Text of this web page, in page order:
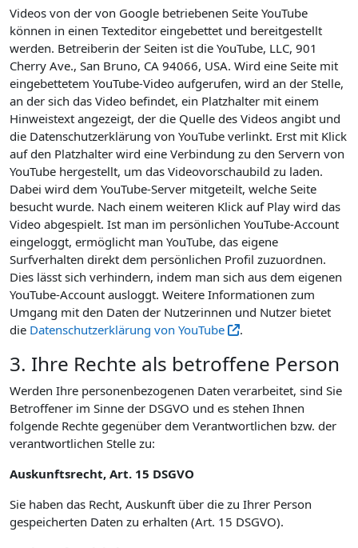
Videos von der von Google betriebenen Seite YouTube
können in einen Texteditor eingebettet und bereitgestellt
werden. Betreiberin der Seiten ist die YouTube, LLC, 901
Cherry Ave., San Bruno, CA 94066, USA. Wird eine Seite mit
eingebettetem YouTube-Video aufgerufen, wird an der Stelle,
an der sich das Video befindet, ein Platzhalter mit einem
Hinweistext angezeigt, der die Quelle des Videos angibt und
die Datenschutzerklärung von YouTube verlinkt. Erst mit Klick
auf den Platzhalter wird eine Verbindung zu den Servern von
YouTube hergestellt, um das Videovorschaubild zu laden.
Dabei wird dem YouTube-Server mitgeteilt, welche Seite
besucht wurde. Nach einem weiteren Klick auf Play wird das
Video abgespielt. Ist man im persönlichen YouTube-Account
eingeloggt, ermöglicht man YouTube, das eigene
Surfverhalten direkt dem persönlichen Profil zuzuordnen.
Dies lässt sich verhindern, indem man sich aus dem eigenen
YouTube-Account ausloggt. Weitere Informationen zum
Umgang mit den Daten der Nutzerinnen und Nutzer bietet
die Datenschutzerklärung von YouTube .
3. Ihre Rechte als betroffene Person
Werden Ihre personenbezogenen Daten verarbeitet, sind Sie
Betroffener im Sinne der DSGVO und es stehen Ihnen
folgende Rechte gegenüber dem Verantwortlichen bzw. der
verantwortlichen Stelle zu:
Auskunftsrecht, Art. 15 DSGVO
Sie haben das Recht, Auskunft über die zu Ihrer Person
gespeicherten Daten zu erhalten (Art. 15 DSGVO).